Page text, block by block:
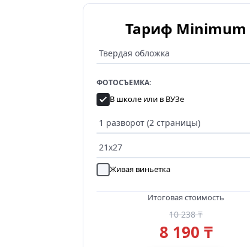
Тариф Minimum
ФОТОСЪЕМКА:
В школе или в ВУЗе
Живая виньетка
Итоговая стоимость
10 238 ₸
8 190 ₸